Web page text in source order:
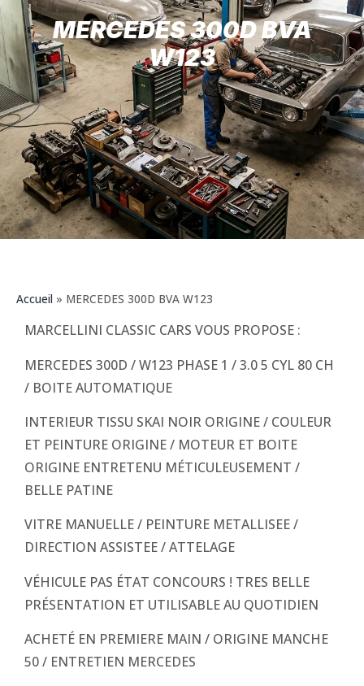
MERCEDES 300D BVA
W123
Accueil » MERCEDES 300D BVA W123
MARCELLINI CLASSIC CARS VOUS PROPOSE :
MERCEDES 300D / W123 PHASE 1 / 3.0 5 CYL 80 CH
/ BOITE AUTOMATIQUE
INTERIEUR TISSU SKAI NOIR ORIGINE / COULEUR
ET PEINTURE ORIGINE / MOTEUR ET BOITE
ORIGINE ENTRETENU MÉTICULEUSEMENT /
BELLE PATINE
VITRE MANUELLE / PEINTURE METALLISEE /
DIRECTION ASSISTEE / ATTELAGE
VÉHICULE PAS ÉTAT CONCOURS ! TRES BELLE
PRÉSENTATION ET UTILISABLE AU QUOTIDIEN
ACHETÉ EN PREMIERE MAIN / ORIGINE MANCHE
50 / ENTRETIEN MERCEDES